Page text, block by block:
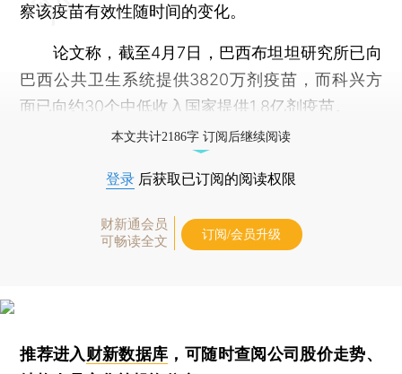
察该疫苗有效性随时间的变化。
论文称，截至4月7日，巴西布坦坦研究所已向
巴西公共卫生系统提供3820万剂疫苗，而科兴方
面已向约30个中低收入国家提供1.8亿剂疫苗。
本文共计2186字 订阅后继续阅读
登录 后获取已订阅的阅读权限
财新通会员
可畅读全文
订阅/会员升级
推荐进入财新数据库 ，可随时查阅公司股价走势、